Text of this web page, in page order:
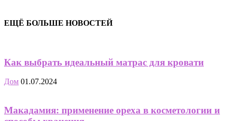
ЕЩЁ БОЛЬШЕ НОВОСТЕЙ
Как выбрать идеальный матрас для кровати
Дом 01.07.2024
Макадамия: применение ореха в косметологии и